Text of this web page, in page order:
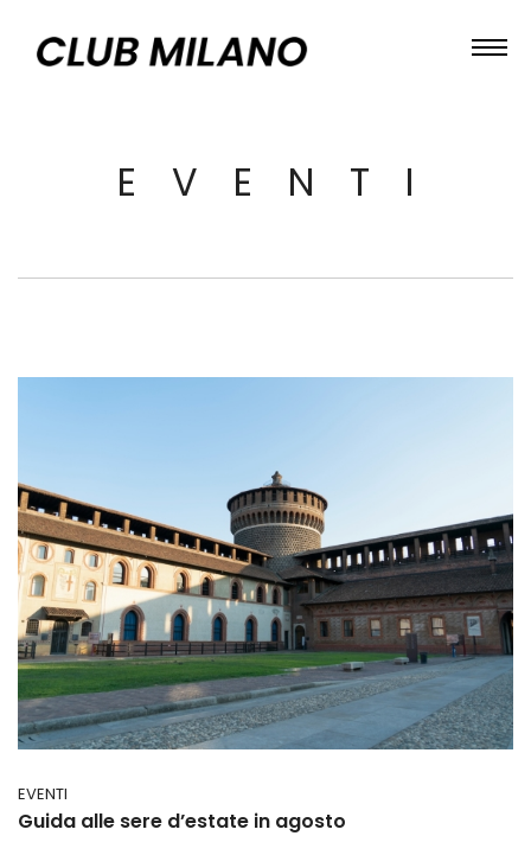
EVENTI
EVENTI
Guida alle sere d’estate in agosto